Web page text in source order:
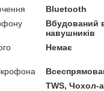
Bluetooth
Вбудований
навушників
Немає
TWS, Чохол-